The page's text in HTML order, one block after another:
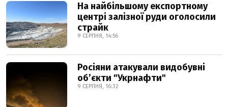
На найбільшому експортному
центрі залізної руди оголосили
страйк
9 СЕРПНЯ, 14:56
Росіяни атакували видобувні
обʼєкти "Укрнафти"
9 СЕРПНЯ, 16:32